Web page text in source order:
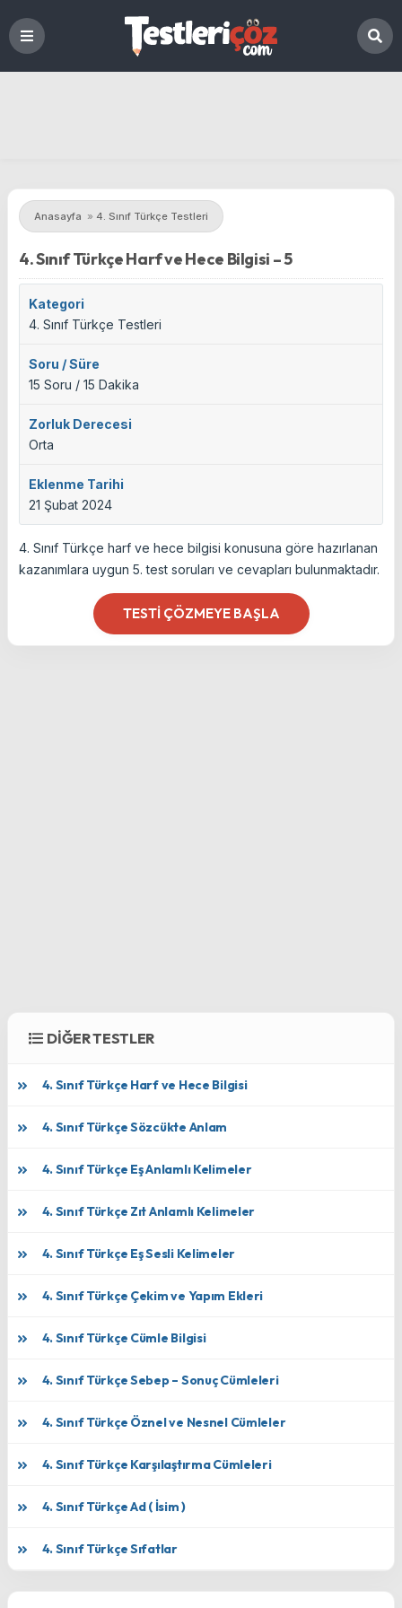
Anasayfa » 4. Sınıf Türkçe Testleri
4. Sınıf Türkçe Harf ve Hece Bilgisi – 5
Kategori
4. Sınıf Türkçe Testleri
Soru / Süre
15 Soru / 15 Dakika
Zorluk Derecesi
Orta
Eklenme Tarihi
21 Şubat 2024
4. Sınıf Türkçe harf ve hece bilgisi konusuna göre hazırlanan
kazanımlara uygun 5. test soruları ve cevapları bulunmaktadır.
TESTI ÇÖZMEYE BAŞLA
DİĞER TESTLER
4. Sınıf Türkçe Harf ve Hece Bilgisi
4. Sınıf Türkçe Sözcükte Anlam
4. Sınıf Türkçe Eş Anlamlı Kelimeler
4. Sınıf Türkçe Zıt Anlamlı Kelimeler
4. Sınıf Türkçe Eş Sesli Kelimeler
4. Sınıf Türkçe Çekim ve Yapım Ekleri
4. Sınıf Türkçe Cümle Bilgisi
4. Sınıf Türkçe Sebep – Sonuç Cümleleri
4. Sınıf Türkçe Öznel ve Nesnel Cümleler
4. Sınıf Türkçe Karşılaştırma Cümleleri
4. Sınıf Türkçe Ad ( İsim )
4. Sınıf Türkçe Sıfatlar